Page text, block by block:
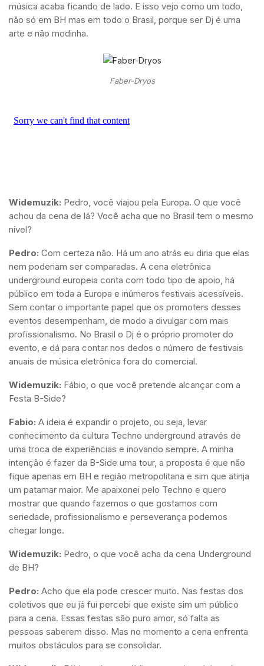
música acaba ficando de lado. E isso vejo como um todo,
não só em BH mas em todo o Brasil, porque ser Dj é uma
arte e não modinha.
Faber-Dryos
Widemuzik: Pedro, você viajou pela Europa. O que você
achou da cena de lá? Você acha que no Brasil tem o mesmo
nível?
Pedro: Com certeza não. Há um ano atrás eu diria que elas
nem poderiam ser comparadas. A cena eletrônica
underground europeia conta com todo tipo de apoio, há
público em toda a Europa e inúmeros festivais acessíveis.
Sem contar o importante papel que os promoters desses
eventos desempenham, de modo a divulgar com mais
profissionalismo. No Brasil o Dj é o próprio promoter do
evento, e dá para contar nos dedos o número de festivais
anuais de música eletrônica fora do comercial.
Widemuzik: Fábio, o que você pretende alcançar com a
Festa B-Side?
Fabio: A ideia é expandir o projeto, ou seja, levar
conhecimento da cultura Techno underground através de
uma troca de experiências e inovando sempre. A minha
intenção é fazer da B-Side uma tour, a proposta é que não
fique apenas em BH e região metropolitana e sim que atinja
um patamar maior. Me apaixonei pelo Techno e quero
mostrar que quando fazemos o que gostamos com
seriedade, profissionalismo e perseverança podemos
chegar longe.
Widemuzik: Pedro, o que você acha da cena Underground
de BH?
Pedro: Acho que ela pode crescer muito. Nas festas dos
coletivos que eu já fui percebi que existe sim um público
para a cena. Essas festas são puro amor, só falta as
pessoas saberem disso. Mas no momento a cena enfrenta
muitos obstáculos para se consolidar.